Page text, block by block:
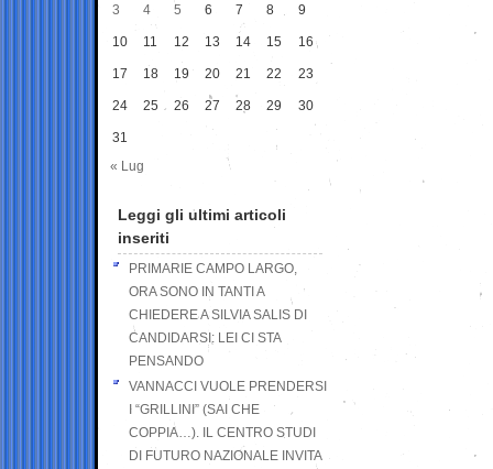
3 4 5 6 7 8 9
10 11 12 13 14 15 16
17 18 19 20 21 22 23
24 25 26 27 28 29 30
31
« Lug
Leggi gli ultimi articoli
inseriti
PRIMARIE CAMPO LARGO,
ORA SONO IN TANTI A
CHIEDERE A SILVIA SALIS DI
CANDIDARSI: LEI CI STA
PENSANDO
VANNACCI VUOLE PRENDERSI
I “GRILLINI” (SAI CHE
COPPIA…). IL CENTRO STUDI
DI FUTURO NAZIONALE INVITA